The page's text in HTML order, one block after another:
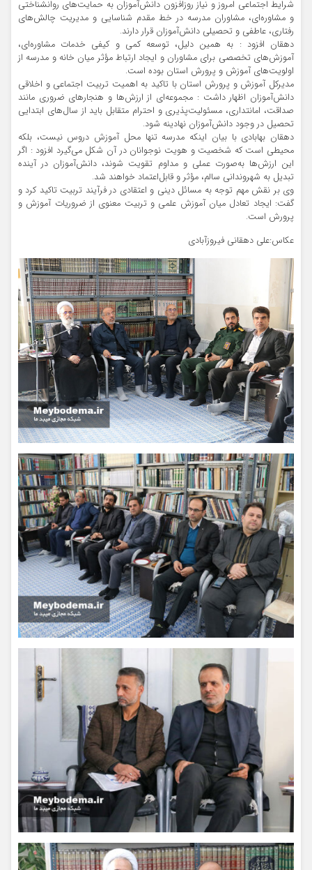
شرایط اجتماعی امروز و نیاز روزافزون دانش‌آموزان به حمایت‌های روانشناختی
و مشاوره‌ای، مشاوران مدرسه در خط مقدم شناسایی و مدیریت چالش‌های
رفتاری، عاطفی و تحصیلی دانش‌آموزان قرار دارند.
دهقان افزود : به همین دلیل، توسعه کمی و کیفی خدمات مشاوره‌ای،
آموزش‌های تخصصی برای مشاوران و ایجاد ارتباط مؤثر میان خانه و مدرسه از
اولویت‌های آموزش و پرورش استان بوده است.
مدیرکل آموزش و پرورش استان با تاکید به اهمیت تربیت اجتماعی و اخلاقی
دانش‌آموزان اظهار داشت : مجموعه‌ای از ارزش‌ها و هنجارهای ضروری مانند
صداقت، امانتداری، مسئولیت‌پذیری و احترام متقابل باید از سال‌های ابتدایی
تحصیل در وجود دانش‌آموزان نهادینه شود.
دهقان بهابادی با بیان اینکه مدرسه تنها محل آموزش دروس نیست، بلکه
محیطی است که شخصیت و هویت نوجوانان در آن شکل می‌گیرد افزود : اگر
این ارزش‌ها به‌صورت عملی و مداوم تقویت شوند، دانش‌آموزان در آینده
تبدیل به شهروندانی سالم، مؤثر و قابل‌اعتماد خواهند شد.
وی بر نقش مهم توجه به مسائل دینی و اعتقادی در فرآیند تربیت تاکید کرد و
گفت: ایجاد تعادل میان آموزش علمی و تربیت معنوی از ضروریات آموزش و
پرورش است.
عکاس:علی دهقانی فیروزآبادی